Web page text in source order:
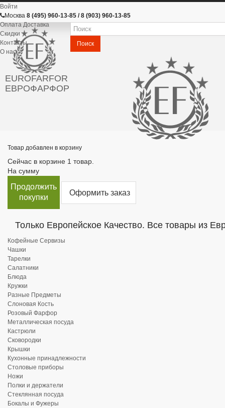
Войти
Москва 8 (495) 960-13-85 / 8 (903) 960-13-85
Оплата Доставка
Скидки
Контакты
О нас
EUROFARFOR
ЕВРОФАРФОР
Поиск
Товар добавлен в корзину
Сейчас в корзине 1 товар.
На сумму
Продолжить
покупки
Оформить заказ
Только Европейское Качество. Все товары из
Кофейные Сервизы
Чашки
Тарелки
Салатники
Блюда
Кружки
Разные Предметы
Слоновая Кость
Розовый Фарфор
Металлическая посуда
Кастрюли
Сковородки
Крышки
Кухонные принадлежности
Столовые приборы
Ножи
Полки и держатели
Стеклянная посуда
Бокалы и Фужеры